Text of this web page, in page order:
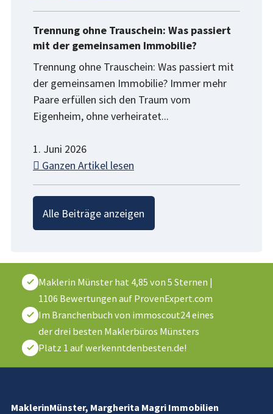
Trennung ohne Trauschein: Was passiert
mit der gemeinsamen Immobilie?
Trennung ohne Trauschein: Was passiert mit
der gemeinsamen Immobilie? Immer mehr
Paare erfüllen sich den Traum vom
Eigenheim, ohne verheiratet...
1. Juni 2026
Ganzen Artikel lesen
Alle Beiträge anzeigen
Maklerin Münster hat 4,85 von 5 Sternen |
1106 Bewertungen auf ProvenExpert.com
Im Branchenbuch von immoscout24 eines
der drei besten Maklerbüros Münsters
Platz 1 auf werkenntdenbesten.de!
MaklerinMünster, Margherita Magri Immobilien